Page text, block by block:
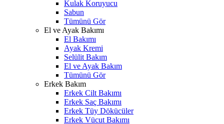
Kulak Koruyucu
Sabun
Tümünü Gör
El ve Ayak Bakımı
El Bakımı
Ayak Kremi
Selülit Bakım
El ve Ayak Bakım
Tümünü Gör
Erkek Bakım
Erkek Cilt Bakımı
Erkek Saç Bakımı
Erkek Tüy Dökücüler
Erkek Vücut Bakımı